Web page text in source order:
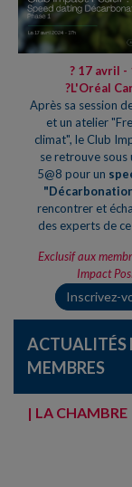
? 17 avril -
?L'Oréal
Après sa session
et un atelier
climat", le Club
se retrouve sous
5@8 pour un
rencontrer et
des experts de
Exclusif aux
Impact
Inscrivez-
ACTUALITÉS
MEMBRES
| LA CHAMBRE